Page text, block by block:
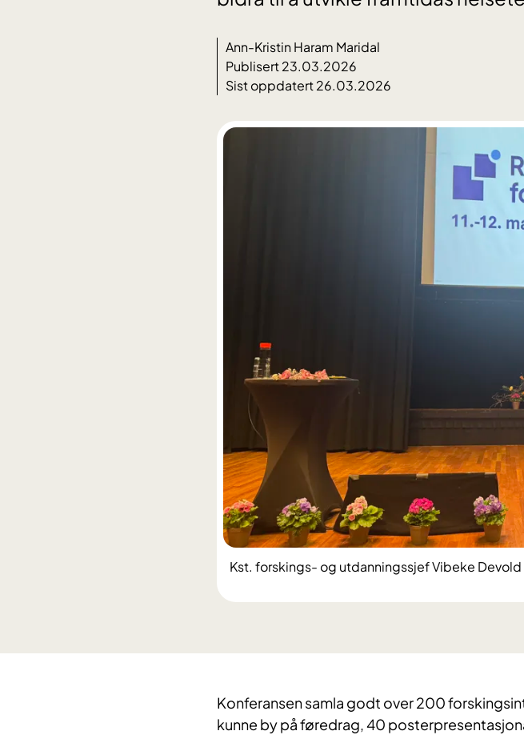
Ann-Kristin Haram Maridal
Publisert 23.03.2026
Sist oppdatert 26.03.2026
Kst. forskings- og utdanningssjef Vibeke
Konferansen samla godt over 200
kunne by på føredrag, 40